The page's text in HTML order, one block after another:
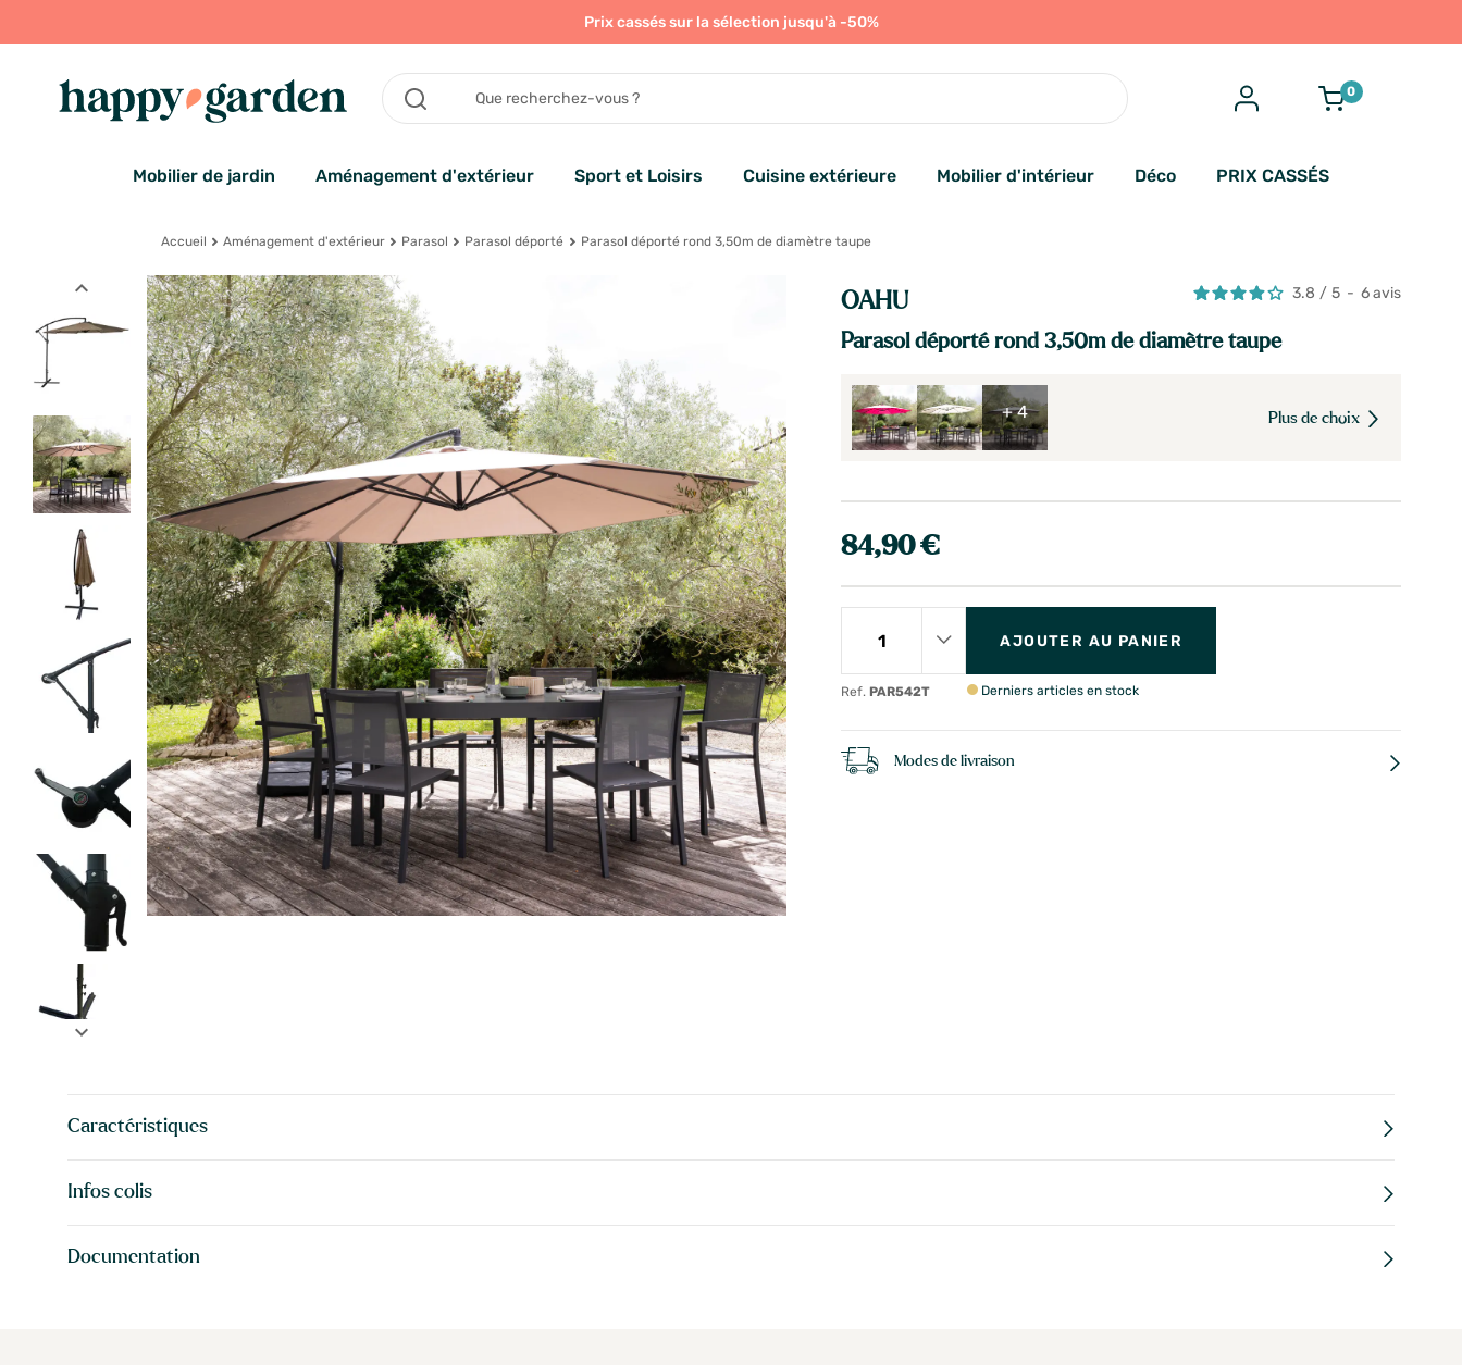
Prix cassés sur la sélection jusqu'à -50%
0
Mobilier de jardin Aménagement d'extérieur Sport et Loisirs Cuisine extérieure Mobilier d'intérieur Déco PRIX CASSÉS
Accueil Aménagement d'extérieur Parasol Parasol déporté Parasol déporté rond 3,50m de diamètre taupe
expand_less
expand_more
OAHU
Parasol déporté rond 3,50m de diamètre taupe
3.8 / 5 - 6avis
+ 4 Plus de choix
84,90 €
Ref. PAR542T
AJOUTER AU PANIER
Derniers articles en stock
Modes de livraison
Caractéristiques
Infos colis
Documentation